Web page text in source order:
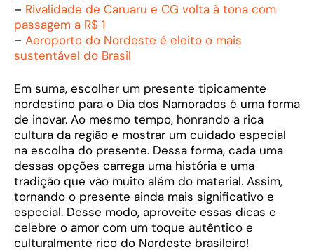
– Rivalidade de Caruaru e CG volta à tona com
passagem a R$ 1
– Aeroporto do Nordeste é eleito o mais
sustentável do Brasil
Em suma, escolher um presente tipicamente
nordestino para o Dia dos Namorados é uma forma
de inovar. Ao mesmo tempo, honrando a rica
cultura da região e mostrar um cuidado especial
na escolha do presente. Dessa forma, cada uma
dessas opções carrega uma história e uma
tradição que vão muito além do material. Assim,
tornando o presente ainda mais significativo e
especial. Desse modo, aproveite essas dicas e
celebre o amor com um toque autêntico e
culturalmente rico do Nordeste brasileiro!